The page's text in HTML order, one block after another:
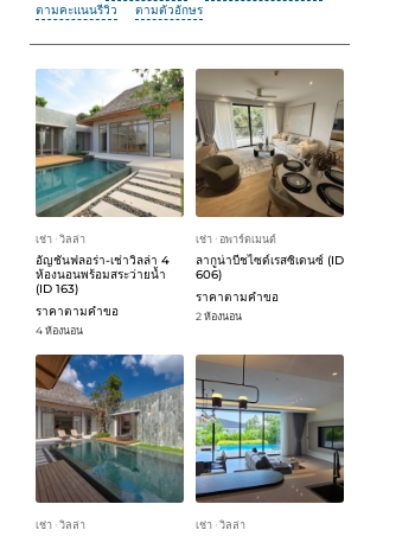
ตามคะแนนรีวิว
ตามตัวอักษร
เช่า ᐧวิลล่า
อัญชันฟลอร่า-เช่าวิลล่า 4
ห้องนอนพร้อมสระว่ายน้ำ
(ID 163)
ราคาตามคำขอ
4 ห้องนอน
เช่า ᐧ อพาร์ตเมนต์
ลากูน่าบีชไซด์เรสซิเดนซ์ (ID
606)
ราคาตามคำขอ
2 ห้องนอน
เช่า ᐧวิลล่า เช่า ᐧวิลล่า